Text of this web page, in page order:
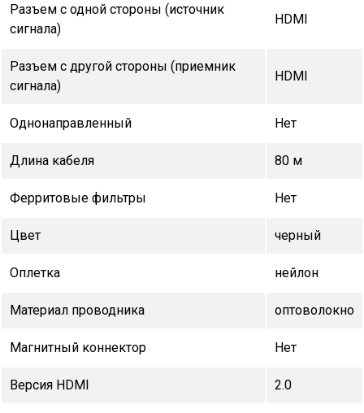
Разъем с одной стороны (источник
сигнала)
HDMI
Разъем с другой стороны (приемник
сигнала)
HDMI
Однонаправленный Нет
Длина кабеля 80 м
Ферритовые фильтры Нет
Цвет черный
Оплетка нейлон
Материал проводника оптоволокно
Магнитный коннектор Нет
Версия HDMI 2.0